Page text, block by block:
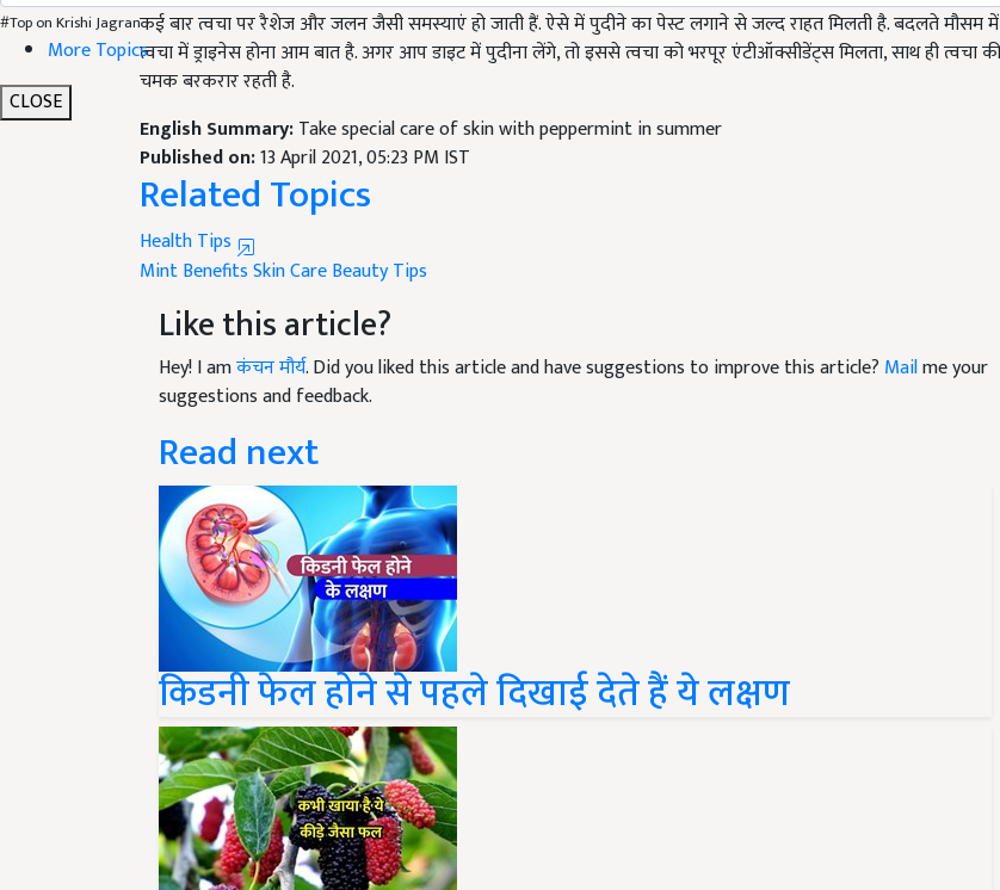
#Top on Krishi Jagran
More Topics
CLOSE
त्वचा में ड्राइनेस होना आम बात है. अगर आप डाइट में पुदीना लेंगे, तो इससे त्वचा को भरपूर एंटीऑक्सीडेंट्स मिलता, साथ ही त्वचा की
चमक बरकरार रहती है.
Published on:13 April 2021, 05:23 PM IST
Related Topics
Health Tips
Mint BenefitsSkin Care
Like this article?
Hey! I amकंचन मौर्य. Did you liked this article and have suggestions to improve this article?
suggestions and feedback.
Read next
किडनी फेल होने से पहले दिखाई देते हैं ये लक्षण